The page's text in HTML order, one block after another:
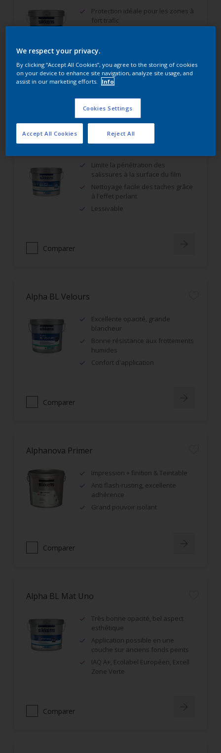
Protection idéale pour les zones à
fort trafic
Très bon rendement
Alpha Rezisto Easy Clean Mat Velouté
Limite la pénétration des
salissures à la surface du film
Nettoyage facile des taches grâce
à l'effet perlant
Lessivable
Comparer
Alpha BL Velours
Excellente opacité, grande
blancheur
Bonne résistance aux frottements
humides
Confort d'application
Comparer
Alphanova Primer
Impression + finition & Teintable
Anti flash-rusting, excellente
adhérence
Grand pouvoir isolant
Comparer
Alpha BL Mat Uno
Très bonne opacité, bel aspect
esthétique
Application possible en une
couche sur anciens fonds peints
IAQ A+, Ecolabel Européen, Excell
Zone Verte
Comparer
We respect your privacy.
By clicking “Accept All Cookies”, you agree to the storing of cookies
on your device to enhance site navigation, analyze site usage, and
assist in our marketing efforts.
Info
Cookies Settings
Reject All
Accept All Cookies